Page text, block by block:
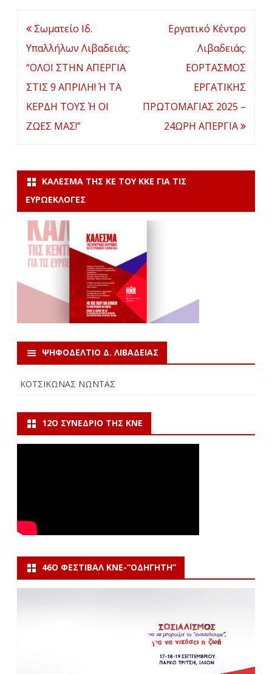
Πλοήγηση
άρθρων
Σωματείο Ιδ.
Υπαλλήλων Λιβαδειάς:
“ΟΛΟΙ ΣΤΗΝ ΑΠΕΡΓΙΑ
ΣΤΙΣ 9 ΑΠΡΙΛΗ! Ή ΤΑ
ΚΕΡΔΗ ΤΟΥΣ Ή ΟΙ
ΖΩΕΣ ΜΑΣ!”
Εργατικό Κέντρο
Λιβαδειάς:
ΕΟΡΤΑΣΜΟΣ
ΕΡΓΑΤΙΚΗΣ
ΠΡΩΤΟΜΑΓΙΑΣ 2025 –
24ΩΡΗ ΑΠΕΡΓΙΑ
ΚΆΛΕΣΜΑ ΤΗΣ ΚΕ ΤΟΥ ΚΚΕ ΓΙΑ ΤΙΣ
ΕΥΡΩΕΚΛΟΓΈΣ
ΨΗΦΟΔΕΛΤΙΟ Δ. ΛΙΒΑΔΕΙΑΣ
ΚΟΤΣΙΚΩΝΑΣ ΝΩΝΤΑΣ
12Ο ΣΥΝΈΔΡΙΟ ΤΗΣ ΚΝΕ
46Ο ΦΕΣΤΙΒΆΛ ΚΝΕ-“ΟΔΗΓΗΤΗ”
Πρόγραμμα